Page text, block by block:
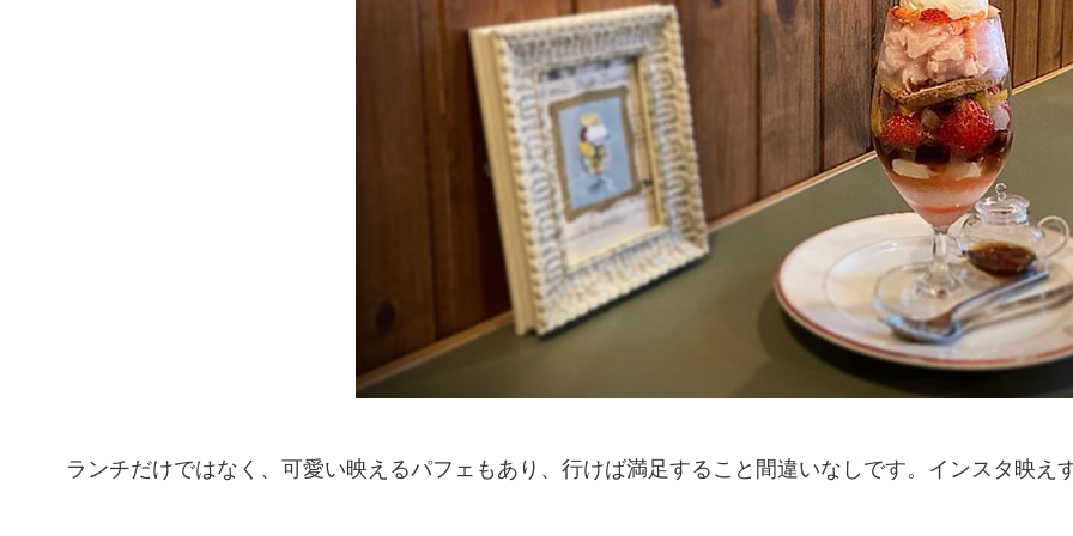
ランチだけではなく、可愛い映えるパフェもあり、行けば満足すること間違いなしです。インスタ映え